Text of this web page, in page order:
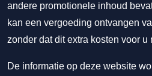
andere promotionele inhoud
kan een vergoeding ontvangen
zonder dat dit extra kosten voor u
De informatie op deze website